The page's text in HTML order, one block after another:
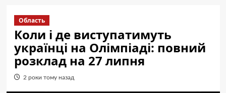
Область
Коли і де виступатимуть
українці на Олімпіаді: повний
розклад на 27 липня
2 роки тому назад